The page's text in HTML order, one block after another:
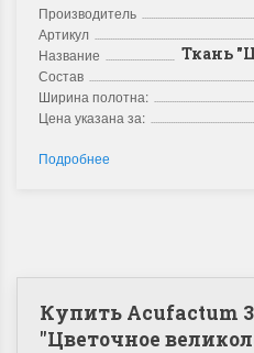
Производитель
Артикул
Название Ткань
Состав
Ширина полотна:
Цена указана за:
Подробнее
Купить Acufactum
"Цветочное